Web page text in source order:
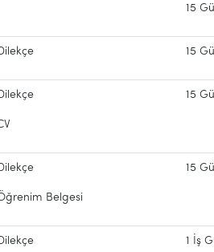
15
15
15
Belgesi
15
1 İş